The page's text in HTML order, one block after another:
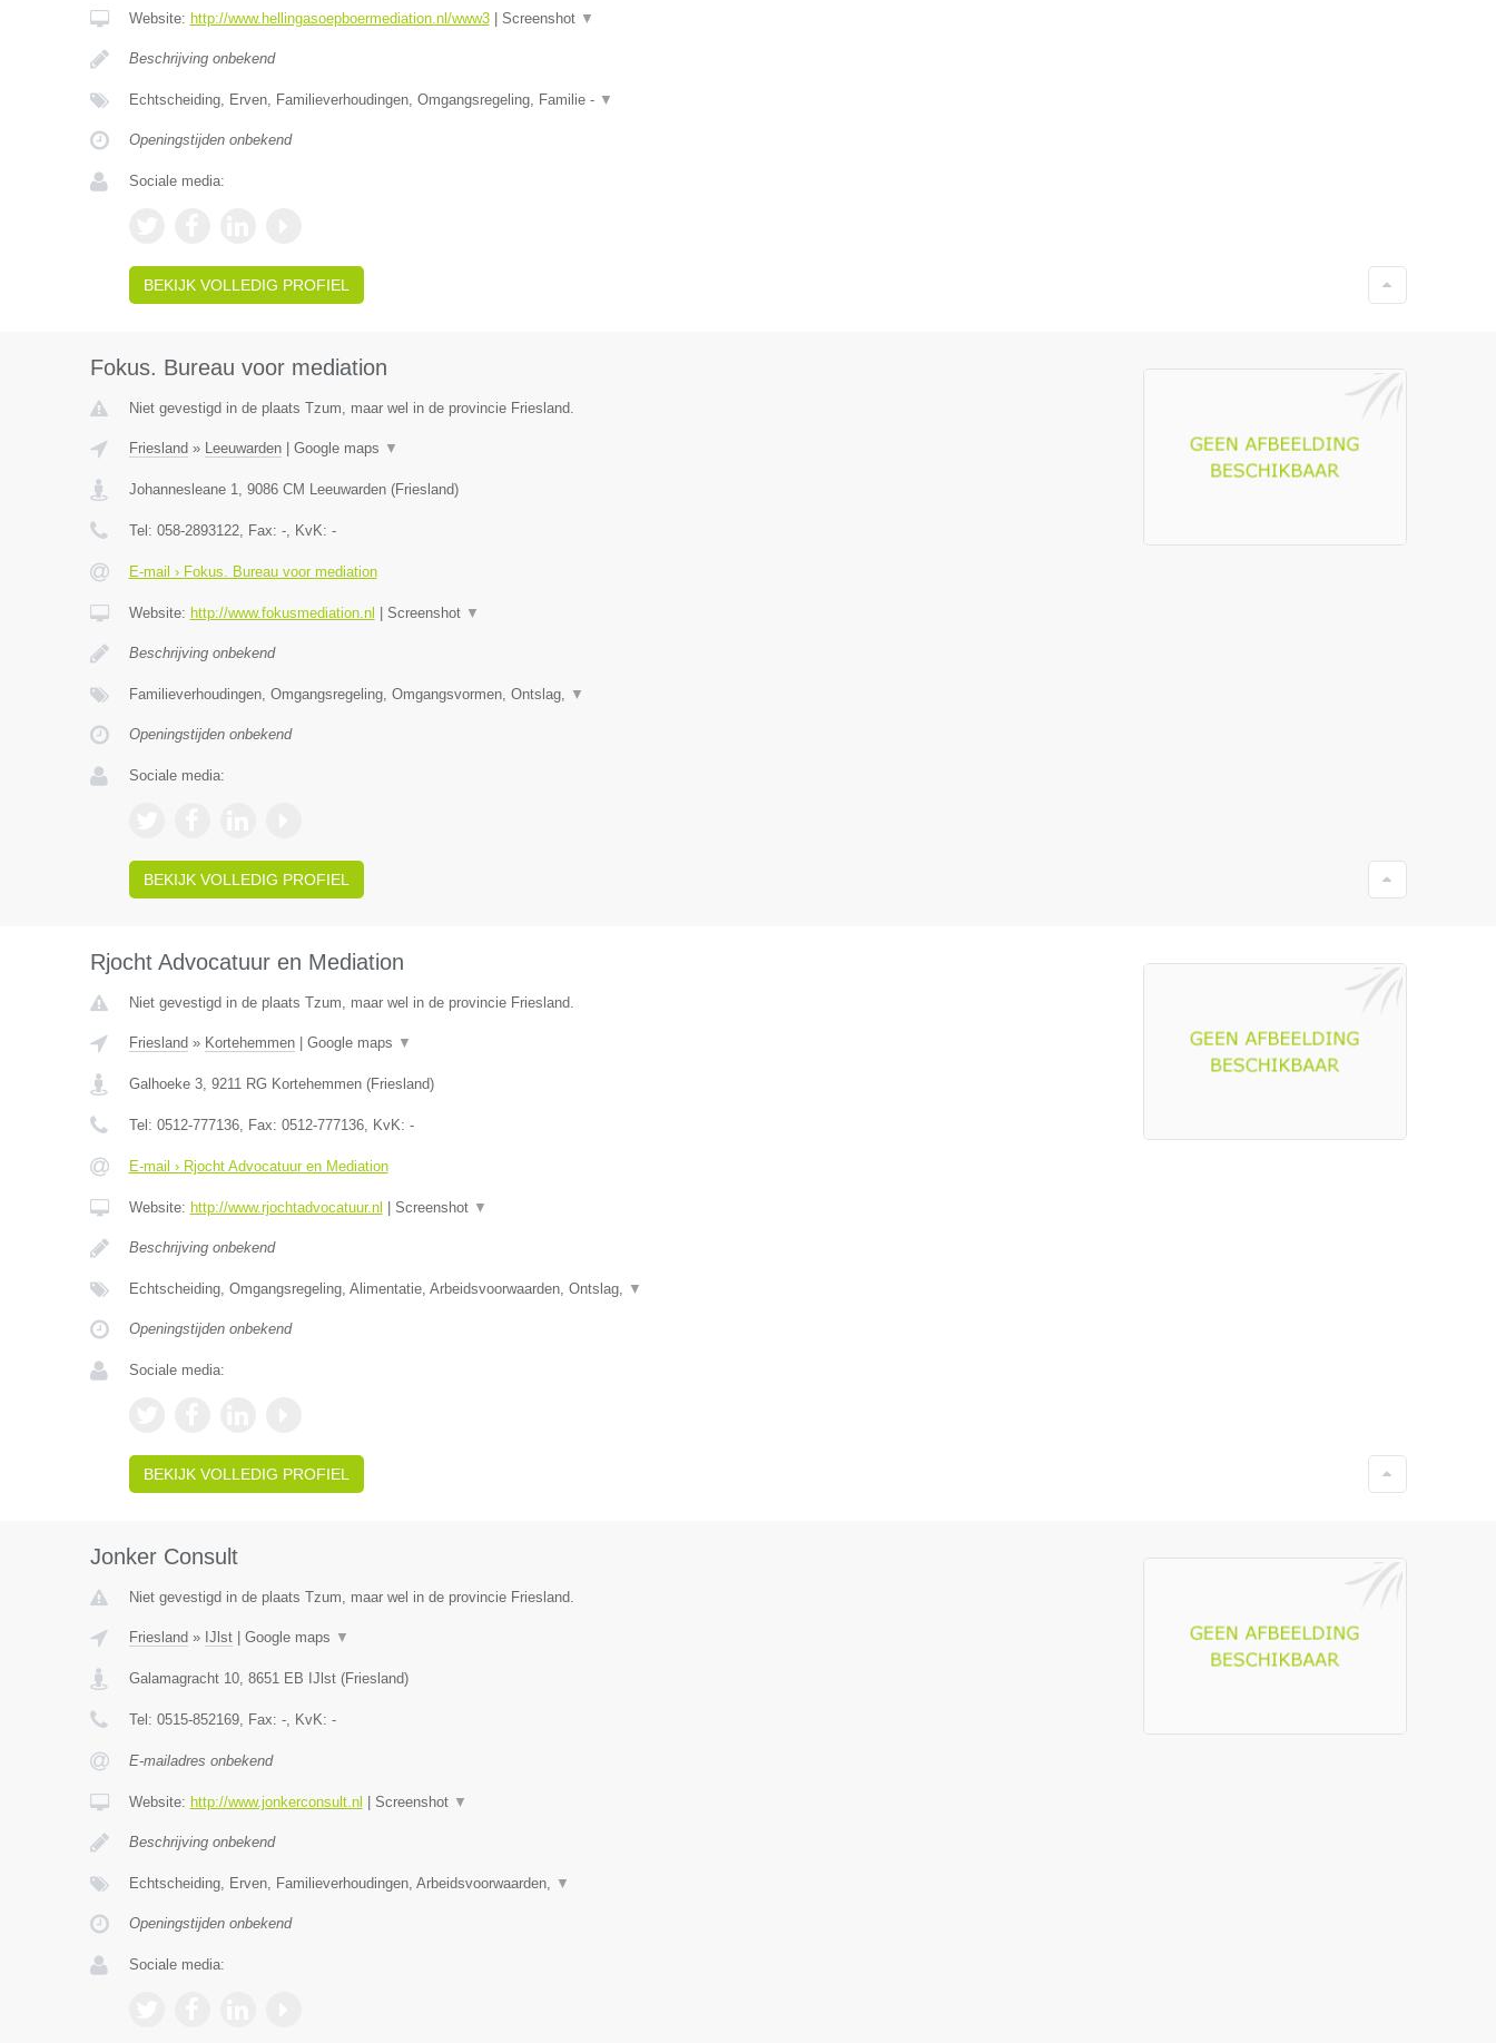
Website: http://www.hellingasoepboermediation.nl/www3| Screenshot ▼
Beschrijving onbekend
Echtscheiding, Erven, Familieverhoudingen, Omgangsregeling, Familie - ▼
Openingstijden onbekend
Sociale media:
BEKIJK VOLLEDIG PROFIEL
Fokus. Bureau voor mediation
Niet gevestigd in de plaats Tzum, maar wel in de provincie Friesland.
Friesland » Leeuwarden| Google maps ▼
Johannesleane 1, 9086 CM Leeuwarden(Friesland)
Tel: 058-2893122, Fax: -, KvK: -
E-mail › Fokus. Bureau voor mediation
Website: http://www.fokusmediation.nl Screenshot ▼
Beschrijving onbekend
Familieverhoudingen, Omgangsregeling, Omgangsvormen, Ontslag, ▼
Openingstijden onbekend
Sociale media:
BEKIJK VOLLEDIG PROFIEL
Rjocht Advocatuur en Mediation
Niet gevestigd in de plaats Tzum, maar wel in de provincie Friesland.
Friesland » Kortehemmen| Google maps ▼
Galhoeke 3, 9211 RG Kortehemmen(Friesland)
Tel: 0512-777136, Fax: 0512-777136, KvK: -
E-mail › Rjocht Advocatuur en Mediation
Website: http://www.rjochtadvocatuur.nl Screenshot ▼
Beschrijving onbekend
Echtscheiding, Omgangsregeling, Alimentatie, Arbeidsvoorwaarden, Ontslag, ▼
Openingstijden onbekend
Sociale media:
BEKIJK VOLLEDIG PROFIEL
Jonker Consult
Niet gevestigd in de plaats Tzum, maar wel in de provincie Friesland.
Friesland » IJlst| Google maps ▼
Galamagracht 10, 8651 EB IJlst(Friesland)
Tel: 0515-852169, Fax: -, KvK: -
E-mailadres onbekend
Website: http://www.jonkerconsult.nl Screenshot ▼
Beschrijving onbekend
Echtscheiding, Erven, Familieverhoudingen, Arbeidsvoorwaarden, ▼
Openingstijden onbekend
Sociale media: